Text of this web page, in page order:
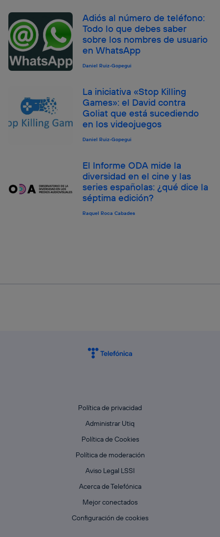
Adiós al número de teléfono:
Todo lo que debes saber
sobre los nombres de usuario
en WhatsApp
Daniel Ruiz-Gopegui
La iniciativa «Stop Killing
Games»: el David contra
Goliat que está sucediendo
en los videojuegos
Daniel Ruiz-Gopegui
El Informe ODA mide la
diversidad en el cine y las
series españolas: ¿qué dice la
séptima edición?
Raquel Roca Cabades
Política de privacidad
Administrar Utiq
Política de Cookies
Política de moderación
Aviso Legal LSSI
Acerca de Telefónica
Mejor conectados
Configuración de cookies